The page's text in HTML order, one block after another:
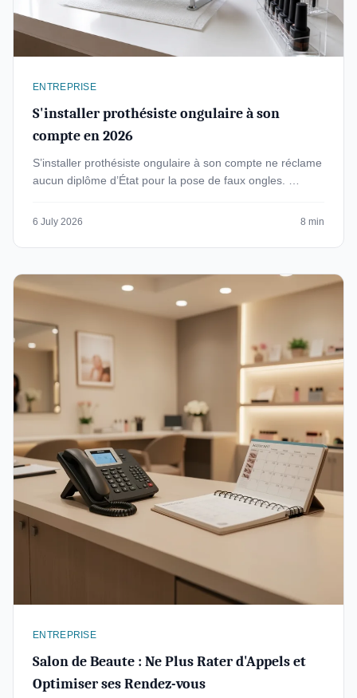
ENTREPRISE
S'installer prothésiste ongulaire à son
compte en 2026
S’installer prothésiste ongulaire à son compte ne réclame
aucun diplôme d’État pour la pose de faux ongles. …
6 July 2026 8 min
ENTREPRISE
Salon de Beaute : Ne Plus Rater d'Appels et
Optimiser ses Rendez-vous